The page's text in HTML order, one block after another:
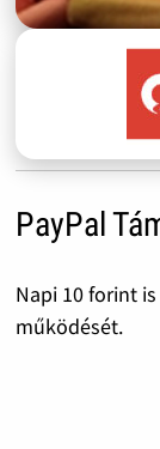
PayPal
Napi 10 forint
működését.